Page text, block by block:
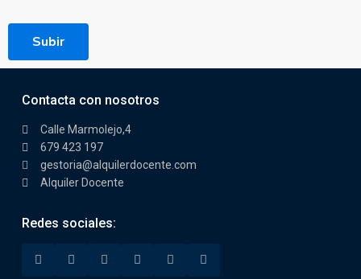
Subir
Contacta con nosotros
Calle Marmolejo,4
679 423 197
gestoria@alquilerdocente.com
Alquiler Docente
Redes sociales: